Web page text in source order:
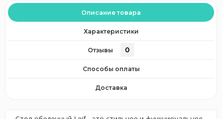
Описание товара
Характеристики
Отзывы 0
Способы оплаты
Доставка